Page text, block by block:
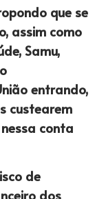
que se
assim como
Samu,
entrando,
custearem
conta
de
dos